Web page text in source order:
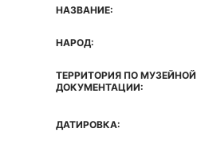
НАЗВАНИЕ:
НАРОД:
ТЕРРИТОРИЯ ПО МУЗЕЙНОЙ
ДОКУМЕНТАЦИИ:
ДАТИРОВКА: